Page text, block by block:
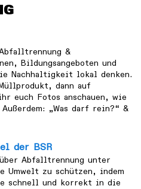
&
Bildungsangeboten und
Nachhaltigkeit lokal denken.
dann auf
euch Fotos anschauen, wie
„Was darf rein?“ &
der BSR
Abfalltrennung unter
Umwelt zu schützen, indem
schnell und korrekt in die